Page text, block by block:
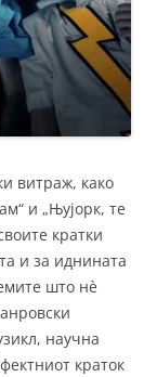
витраж, како
и „Њујорк, те
кратки
и за иднината
што нè
научна
краток